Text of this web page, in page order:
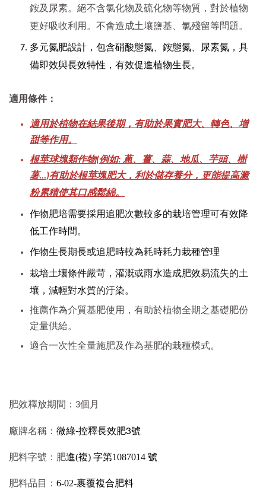
銨及尿素。絕不含氯化物及硫化物等物質，對於植物
更好吸收利用。不會造成土壤鹽基、氯殘留等問題。
多元氮肥設計，包含硝酸態氮、銨態氮、尿素氮，具
備即效與長效特性，有效促進植物生長。
適用條件：
適用於植物在結果後期，有助於果實肥大、轉色、增
甜等作用。
根莖球塊類作物(例如: 蔥、薑、蒜、地瓜、芋頭、樹
薯...)有助於根莖塊肥大，利於儲存養分，更能提高澱
粉累積使其口感鬆綿。
作物肥培需要採用追肥次數較多的栽培管理可有效降
低工作時間。
作物生長期長或追肥時較為耗時耗力栽種管理
栽培土壤條件嚴苛，灌溉或雨水造成肥效易流失的土
壤，減輕對水質的汙染。
推薦作為介質基肥使用，有助於植物全期之基礎肥份
定量供給。
適合一次性全量施肥及作為基肥的栽種模式。
肥效釋放期間：3個月
廠牌名稱： 微綠-控釋長效肥3號
肥料字號：肥進(複) 字第1087014 號
肥料品目： 6-02-裹覆複合肥料